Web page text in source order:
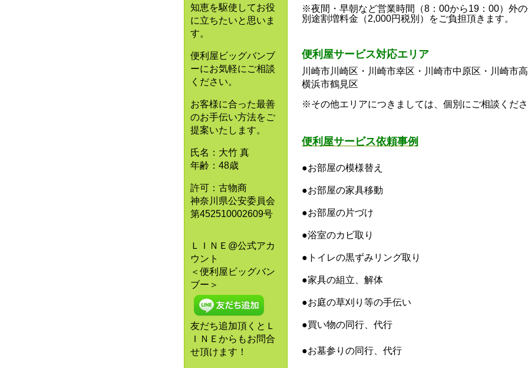
※夜間・早朝など営業時間（8：00から19：00）外の
別途割増料金（2,000円税別）をご負担頂きます。
便利屋サービス対応エリア
川崎市川崎区・川崎市幸区・川崎市中原区・川崎市
横浜市鶴見区
※その他エリアにつきましては、個別にご相談くださ
便利屋サービス依頼事例
●お部屋の模様替え
●お部屋の家具移動
●お部屋の片づけ
●浴室のカビ取り
●トイレの黒ずみリング取り
●家具の組立、解体
●お庭の草刈り等の手伝い
●買い物の同行、代行
●お墓参りの同行、代行
知恵を駆使してお役
に立ちたいと思いま
す。
便利屋ビッグバンブ
ーにお気軽にご相談
ください。
お客様に合った最善
のお手伝い方法をご
提案いたします。
氏名：大竹 真
年齢：48歳
許可：古物商
神奈川県公安委員会
第452510002609号
ＬＩＮＥ@公式アカ
ウント
＜便利屋ビッグバン
ブー＞
友だち追加頂くとＬ
ＩＮＥからもお問合
せ頂けます！